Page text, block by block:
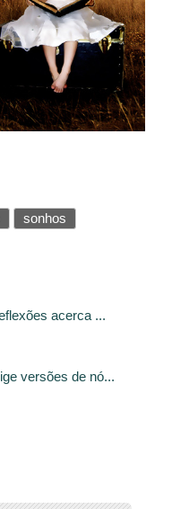
sonhos
acerca ...
versões de nó...